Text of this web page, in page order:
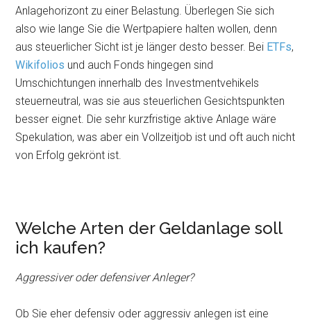
Anlagehorizont zu einer Belastung. Überlegen Sie sich
also wie lange Sie die Wertpapiere halten wollen, denn
aus steuerlicher Sicht ist je länger desto besser. Bei ETFs,
Wikifolios und auch Fonds hingegen sind
Umschichtungen innerhalb des Investmentvehikels
steuerneutral, was sie aus steuerlichen Gesichtspunkten
besser eignet. Die sehr kurzfristige aktive Anlage wäre
Spekulation, was aber ein Vollzeitjob ist und oft auch nicht
von Erfolg gekrönt ist.
Welche Arten der Geldanlage soll
ich kaufen?
Aggressiver oder defensiver Anleger?
Ob Sie eher defensiv oder aggressiv anlegen ist eine